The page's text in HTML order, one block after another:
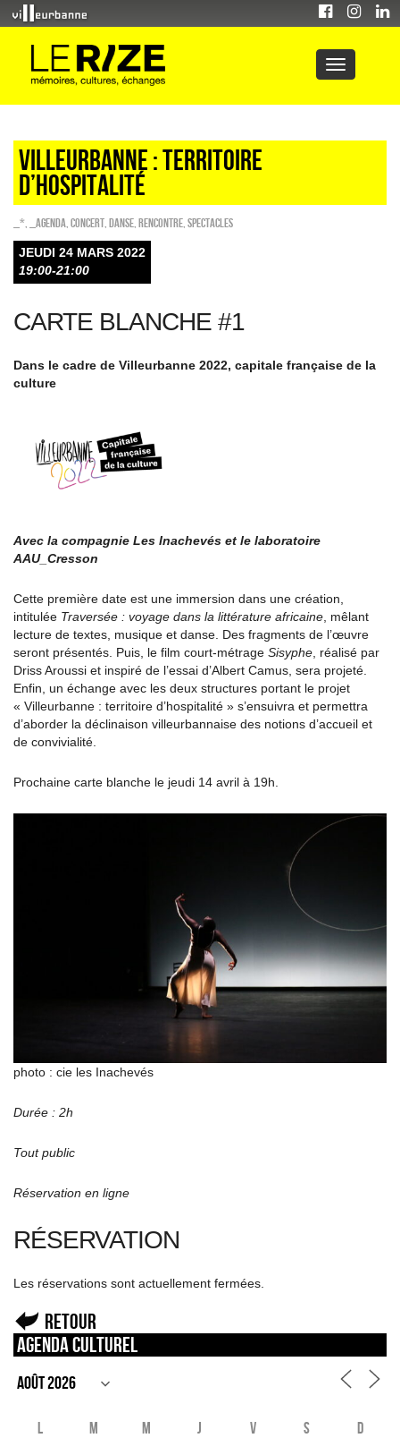
VILLEURBANNE : TERRITOIRE
D’HOSPITALITÉ
_* _Agenda Concert Danse Rencontre SPECTACLES
JEUDI 24 MARS 2022
19:00-21:00
CARTE BLANCHE #1
Dans le cadre de Villeurbanne 2022, capitale française de la
culture
Avec la compagnie Les Inachevés et le laboratoire
AAU_Cresson
Cette première date est une immersion dans une création,
intitulée Traversée : voyage dans la littérature africaine , mêlant
lecture de textes, musique et danse. Des fragments de l’œuvre
seront présentés. Puis, le film court-métrage Sisyphe , réalisé par
Driss Aroussi et inspiré de l’essai d’Albert Camus, sera projeté.
Enfin, un échange avec les deux structures portant le projet
« Villeurbanne : territoire d’hospitalité » s’ensuivra et permettra
d’aborder la déclinaison villeurbannaise des notions d’accueil et
de convivialité.
Prochaine carte blanche le jeudi 14 avril à 19h.
photo : cie les Inachevés
Durée : 2h
Tout public
Réservation en ligne
RÉSERVATION
Les réservations sont actuellement fermées.
Retour
Agenda culturel
L M M J V S D